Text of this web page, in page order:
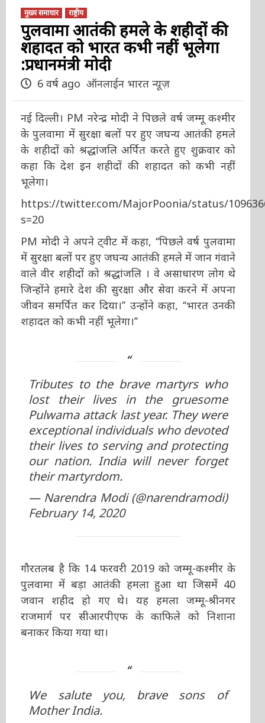
मुख्य समाचार राष्ट्रीय
पुलवामा आतंकी हमले के शहीदों की
शहादत को भारत कभी नहीं भूलेगा
:प्रधानमंत्री मोदी
6 वर्ष ago ऑनलाईन भारत न्यूज़
नई दिल्ली। PM नरेन्द्र मोदी ने पिछले वर्ष जम्मू कश्मीर
के पुलवामा में सुरक्षा बलों पर हुए जघन्य आतंकी हमले
के शहीदों को श्रद्धांजलि अर्पित करते हुए शुक्रवार को
कहा कि देश इन शहीदों की शहादत को कभी नहीं
भूलेगा।
https://twitter.com/MajorPoonia/status/
s=20
PM मोदी ने अपने ट्वीट में कहा, ‘‘पिछले वर्ष पुलवामा
में सुरक्षा बलों पर हुए जघन्य आतंकी हमले में जान गंवाने
वाले वीर शहीदों को श्रद्धांजलि । वे असाधारण लोग थे
जिन्होंने हमारे देश की सुरक्षा और सेवा करने में अपना
जीवन समर्पित कर दिया।’’ उन्होंने कहा, ‘‘भारत उनकी
शहादत को कभी नहीं भूलेगा।’’
Tributes to the brave martyrs who
lost their lives in the gruesome
Pulwama attack last year. They were
exceptional individuals who devoted
their lives to serving and protecting
our nation. India will never forget
their martyrdom.
— Narendra Modi (@narendramodi)
February 14, 2020
गौरतलब है कि 14 फरवरी 2019 को जम्मू-कश्मीर के
पुलवामा में बड़ा आतंकी हमला हुआ था जिसमें 40
जवान शहीद हो गए थे। यह हमला जम्मू-श्रीनगर
राजमार्ग पर सीआरपीएफ के काफिले को निशाना
बनाकर किया गया था।
We salute you, brave sons of
Mother India.